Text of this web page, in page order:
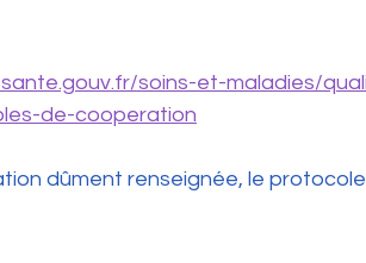
soins-et-maladies/
de-cooperation
dûment renseignée, le